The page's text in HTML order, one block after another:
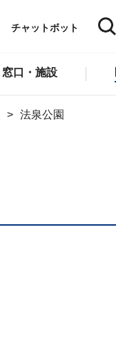
チャットボット
窓口・施設
法泉公園